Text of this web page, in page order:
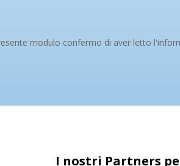
modulo confermo di aver letto
I nostri Partners